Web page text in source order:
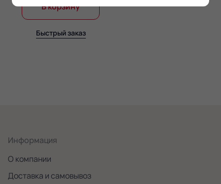
В корзину
Быстрый заказ
Информация
О компании
Доставка и самовывоз